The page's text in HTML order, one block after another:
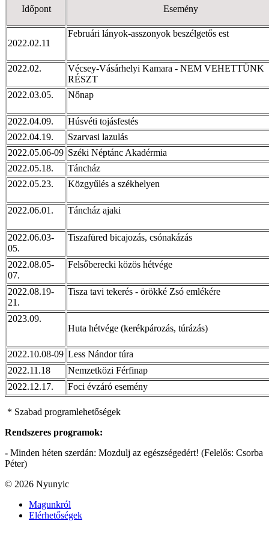
Időpont Esemény
2022.02.11
Februári lányok-asszonyok beszélgetős est
2022.02.
Vécsey-Vásárhelyi Kamara - NEM VEHETTÜNK
RÉSZT
2022.03.05.
Nőnap
2022.04.09.
Húsvéti tojásfestés
2022.04.19.
Szarvasi lazulás
2022.05.06-09 Széki Néptánc Akadérmia
2022.05.18.
Táncház
2022.05.23.
Közgyűlés a székhelyen
2022.06.01. Táncház ajaki
2022.06.03-
05.
Tiszafüred bicajozás, csónakázás
2022.08.05-
07.
Felsőberecki közös hétvége
2022.08.19-
21.
Tisza tavi tekerés - örökké Zsó emlékére
2023.09.
Huta hétvége (kerékpározás, túrázás)
2022.10.08-09 Less Nándor túra
2022.11.18
Nemzetközi Férfinap
2022.12.17.
Foci évzáró esemény
* Szabad programlehetőségek
Rendszeres programok:
- Minden héten szerdán: Mozdulj az egészségedért! (Felelős: Csorba
Péter)
© 2026 Nyunyic
Magunkról
Elérhetőségek